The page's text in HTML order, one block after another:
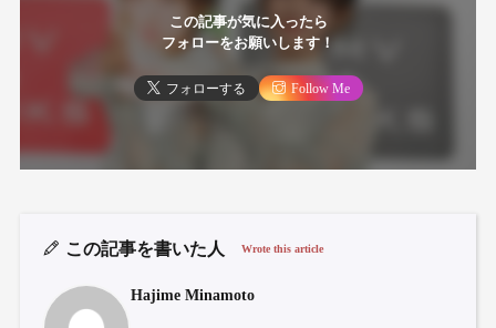
この記事が気に入ったら
フォローをお願いします！
フォローする Follow Me
この記事を書いた人 Wrote this article
Hajime Minamoto